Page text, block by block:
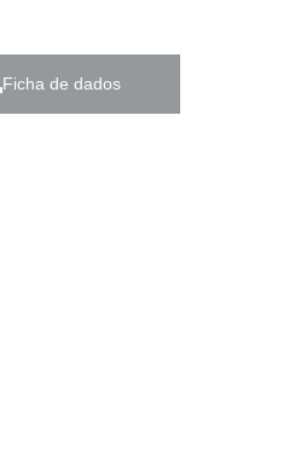
Ficha de dados